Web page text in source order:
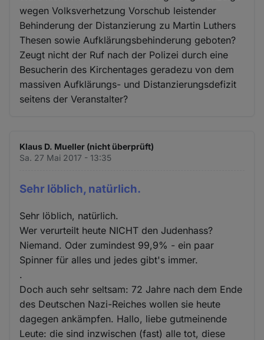
wegen Volksverhetzung Vorschub leistender
Behinderung der Distanzierung zu Martin Luthers
Thesen sowie Aufklärungsbehinderung geboten?
Zeugt nicht der Ruf nach der Polizei durch eine
Besucherin des Kirchentages geradezu von dem
massiven Aufklärungs- und Distanzierungsdefizit
seitens der Veranstalter?
Klaus D. Mueller (nicht überprüft)
Sa. 27 Mai 2017 - 13:35
Sehr löblich, natürlich.
Sehr löblich, natürlich.
Wer verurteilt heute NICHT den Judenhass?
Niemand. Oder zumindest 99,9% - ein paar
Spinner für alles und jedes gibt's immer.
.
Doch auch sehr seltsam: 72 Jahre nach dem Ende
des Deutschen Nazi-Reiches wollen sie heute
dagegen ankämpfen. Hallo, liebe gutmeinende
Leute: die sind inzwischen (fast) alle tot, diese